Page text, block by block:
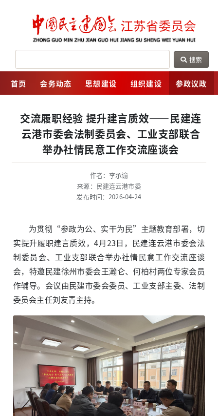
网
搜索
首页 会务动态 思想建设 组织建设 参政议政
交流履职经验 提升建言质效——民建连
云港市委会法制委员会、工业支部联合
举办社情民意工作交流座谈会
作者：李承谕
来源：民建连云港市委
发布时间：2026-04-24
为贯彻“参政为公、实干为民”主题教育部署，切
实提升履职建言质效，4月23日，民建连云港市委会法
制委员会、工业支部联合举办社情民意工作交流座谈
会，特邀民建徐州市委会王瀚仑、何柏村两位专家会员
作辅导。会议由民建市委会委员、工业支部主委、法制
委员会主任刘友青主持。